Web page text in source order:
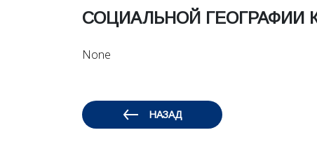
СОЦИАЛЬНОЙ ГЕОГРАФИИ
None
НАЗАД